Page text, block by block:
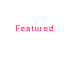
Featured